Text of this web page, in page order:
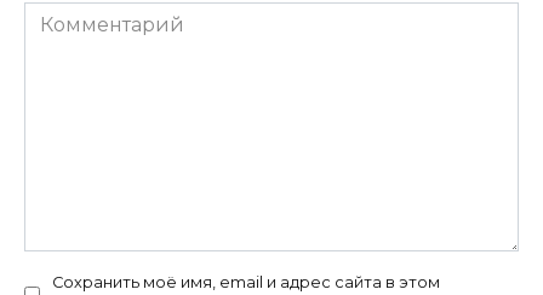
Комментарий
Сохранить моё имя, email и адрес сайта в этом